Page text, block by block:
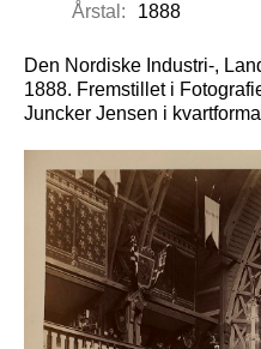
Årstal:
1888
Den Nordiske Industri-,
1888. Fremstillet i
Juncker Jensen i